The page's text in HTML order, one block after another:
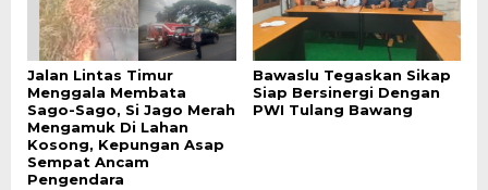
Jalan Lintas Timur
Menggala Membata
Sago-Sago, Si Jago Merah
Mengamuk Di Lahan
Kosong, Kepungan Asap
Sempat Ancam
Pengendara
Bawaslu Tegaskan Sikap
Siap Bersinergi Dengan
PWI Tulang Bawang